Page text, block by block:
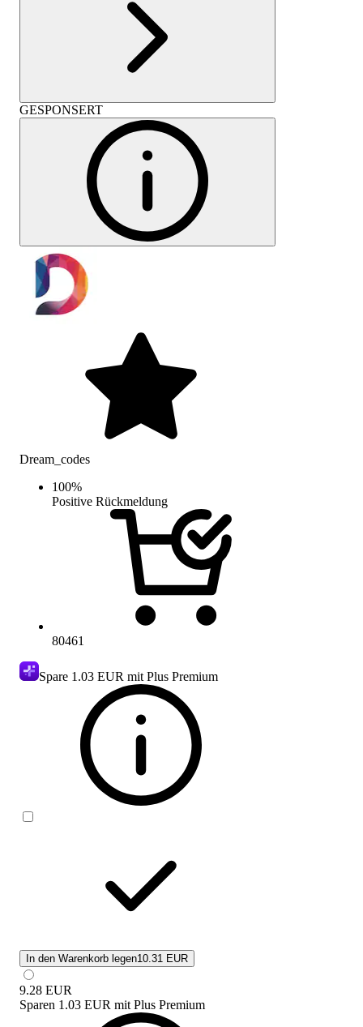
GESPONSERT
Dream_codes
100%
Positive Rückmeldung
80461
Spare 1.03 EUR mit Plus Premium
In den Warenkorb legen10.31 EUR
9.28 EUR
Sparen 1.03 EUR mit Plus Premium